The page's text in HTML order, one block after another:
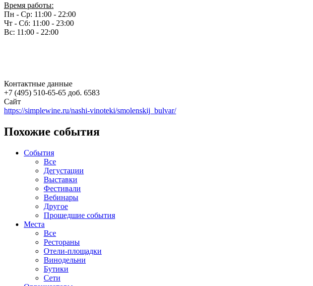
Время работы:
Пн - Ср: 11:00 - 22:00
Чт - Сб: 11:00 - 23:00
Вс: 11:00 - 22:00
Контактные данные
+7 (495) 510-65-65 доб. 6583
Сайт
https://simplewine.ru/nashi-vinoteki/smolenskij_bulvar/
Похожие события
События
Все
Дегустации
Выставки
Фестивали
Вебинары
Другое
Прошедшие события
Места
Все
Рестораны
Отели-площадки
Винодельни
Бутики
Сети